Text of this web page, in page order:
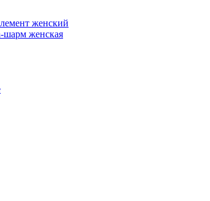
женcкий
шарм женская